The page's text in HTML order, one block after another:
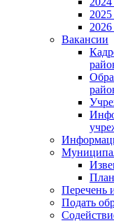
Вакансии
Перечень
Подать